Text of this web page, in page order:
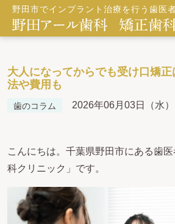
野田市でインプラント治療を行う歯医
大人になってからでも受け口矯
法や費用も
歯のコラム 2026年06月03日（水）
こんにちは。千葉県野田市にある歯
科クリニック」です。